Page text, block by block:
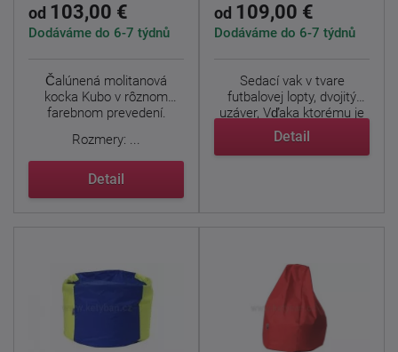
od 103,00 €
Dodáváme do 6-7 týdnů
Čalúnená molitanová
kocka Kubo v rôznom
farebnom prevedení.
Rozmery: ...
Detail
od 109,00 €
Dodáváme do 6-7 týdnů
Sedací vak v tvare
futbalovej lopty, dvojitý
uzáver, Vďaka ktorému je
...
Detail